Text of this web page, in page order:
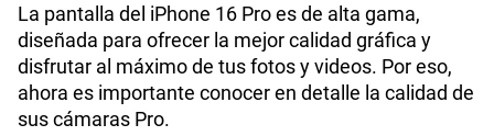
La pantalla del iPhone 16 Pro es de alta gama,
diseñada para ofrecer la mejor calidad gráfica y
disfrutar al máximo de tus fotos y videos. Por eso,
ahora es importante conocer en detalle la calidad de
sus cámaras Pro.